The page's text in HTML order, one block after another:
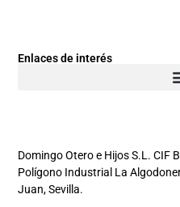
Enlaces de interés
Domingo Otero e Hijos S.L. CIF
Polígono Industrial La
Juan, Sevilla.